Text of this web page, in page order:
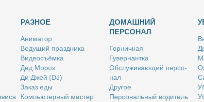
РАЗНОЕ
Ани­ма­тор
Ве­ду­щий празд­ни­ка
Ви­део­съём­ка
Дед Мо­роз
Ди Джей (DJ)
За­каз еды
Ком­пью­тер­ный ма­стер
ДОМАШНИЙ
ПЕРСОНАЛ
Гор­нич­ная
Гу­вер­нант­ка
Об­слу­жи­ва­ю­щий пер­со­
нал
Дру­гое
Пер­со­наль­ный во­ди­тель